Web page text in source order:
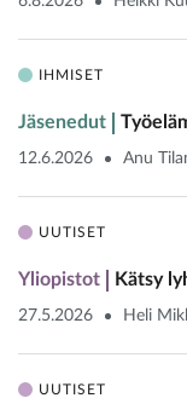
IHMISET
Jäsenedut
12.6.2026 Anu
UUTISET
Yliopistot Kätsy
27.5.2026 Heli
UUTISET